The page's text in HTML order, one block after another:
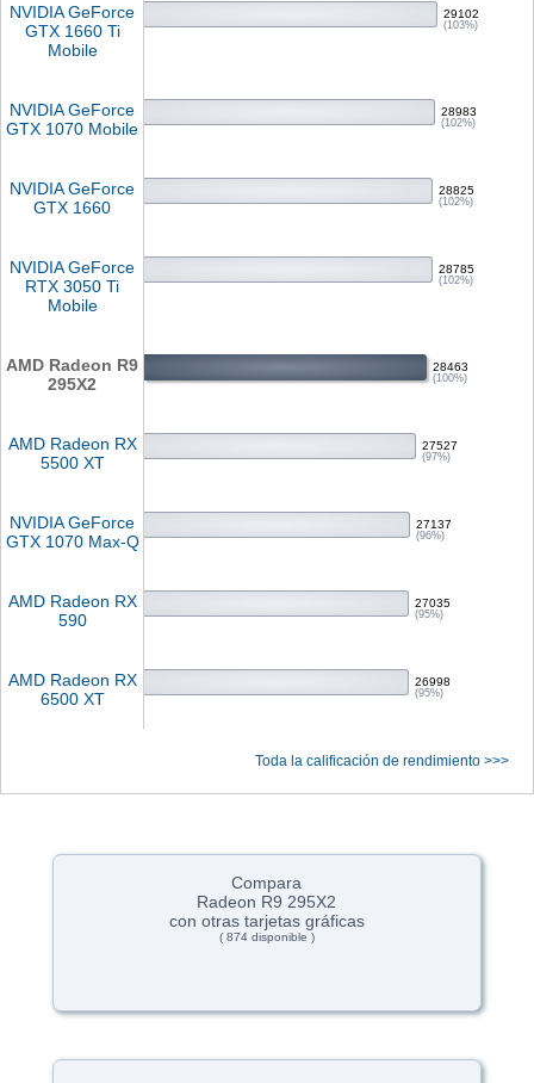
NVIDIA GeForce
GTX 1660 Ti
Mobile
29102
(103%)
NVIDIA GeForce
GTX 1070 Mobile
28983
(102%)
NVIDIA GeForce
GTX 1660
28825
(102%)
NVIDIA GeForce
RTX 3050 Ti
Mobile
28785
(102%)
AMD Radeon R9
295X2
28463
(100%)
AMD Radeon RX
5500 XT
27527
(97%)
NVIDIA GeForce
GTX 1070 Max-Q
27137
(96%)
AMD Radeon RX
590
27035
(95%)
AMD Radeon RX
6500 XT
26998
(95%)
Toda la calificación de rendimiento >>>
Compara
Radeon R9 295X2
con otras tarjetas gráficas
( 874 disponible )